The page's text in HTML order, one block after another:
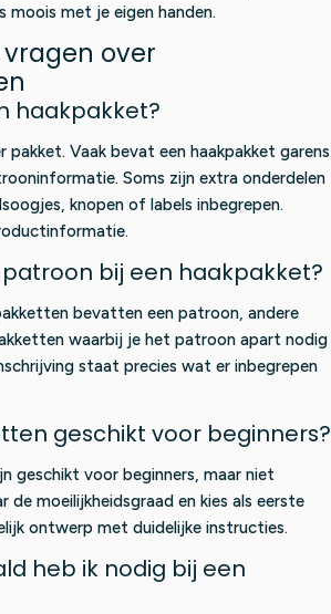
moois met je eigen handen.
over
haakpakket?
pakket. Vaak bevat een haakpakket garens
Soms zijn extra onderdelen
knopen of labels inbegrepen.
bij een haakpakket?
bevatten een patroon, andere
waarbij je het patroon apart nodig
staat precies wat er inbegrepen
geschikt voor beginners?
geschikt voor beginners, maar niet
de moeilijkheidsgraad en kies als eerste
ontwerp met duidelijke instructies.
heb ik nodig bij een